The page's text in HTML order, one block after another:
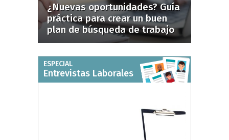
¿Nuevas oportunidades? Guía
práctica para crear un buen
plan de búsqueda de trabajo
ESPECIAL
Entrevistas Laborales